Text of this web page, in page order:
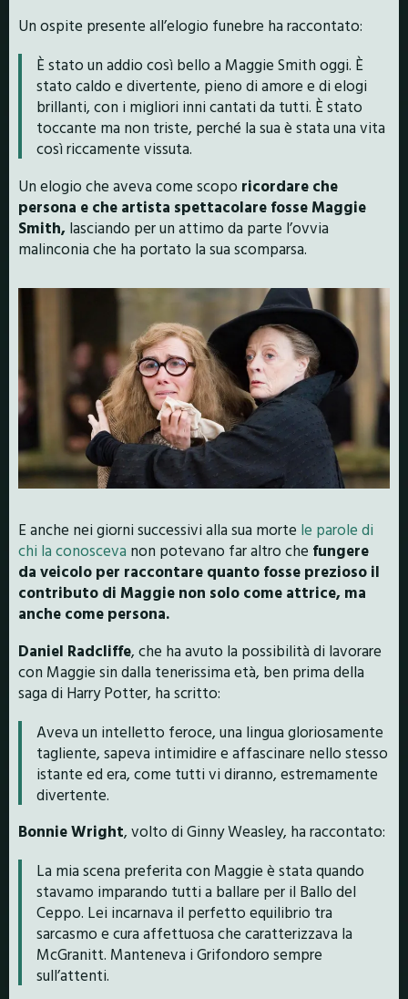
Un ospite presente all’elogio funebre ha raccontato:
È stato un addio così bello a Maggie Smith oggi. È
stato caldo e divertente, pieno di amore e di elogi
brillanti, con i migliori inni cantati da tutti. È stato
toccante ma non triste, perché la sua è stata una vita
così riccamente vissuta.
Un elogio che aveva come scopo ricordare che
persona e che artista spettacolare fosse Maggie
Smith, lasciando per un attimo da parte l’ovvia
malinconia che ha portato la sua scomparsa.
E anche nei giorni successivi alla sua morte le parole di
chi la conosceva non potevano far altro che fungere
da veicolo per raccontare quanto fosse prezioso il
contributo di Maggie non solo come attrice, ma
anche come persona.
Daniel Radcliffe, che ha avuto la possibilità di lavorare
con Maggie sin dalla tenerissima età, ben prima della
saga di Harry Potter, ha scritto:
Aveva un intelletto feroce, una lingua gloriosamente
tagliente, sapeva intimidire e affascinare nello stesso
istante ed era, come tutti vi diranno, estremamente
divertente.
Bonnie Wright, volto di Ginny Weasley, ha raccontato:
La mia scena preferita con Maggie è stata quando
stavamo imparando tutti a ballare per il Ballo del
Ceppo. Lei incarnava il perfetto equilibrio tra
sarcasmo e cura affettuosa che caratterizzava la
McGranitt. Manteneva i Grifondoro sempre
sull’attenti.